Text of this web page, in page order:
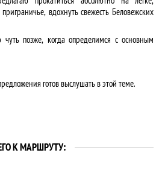
вдохнуть свежесть Беловежских
позже, когда определимся с основным
готов выслушать в этой теме.
К МАРШРУТУ: